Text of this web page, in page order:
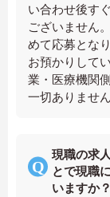
い合わせ後す
ございません
めて応募となり
お預かりして
業・医療機関
一切ありませ
現職の求
とで現職
いますか？